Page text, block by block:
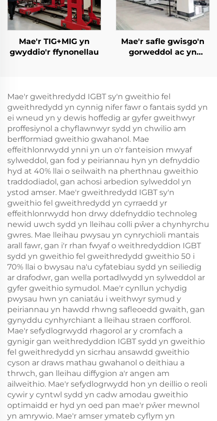
Mae'r TIG+MIG yn
gwyddio'r ffynonellau
Mae'r safle gwisgo'n
gorweddol ac yn
Mae'r gweithredydd IGBT sy'n gweithio fel
gweithredydd yn cynnig nifer fawr o fantais sydd yn
ei wneud yn y dewis hoffedig ar gyfer gweithwyr
proffesiynol a chyflawnwyr sydd yn chwilio am
berfformiad gweithio gwahanol. Mae
effeithlonrwydd ynni yn un o'r fanteision mwyaf
sylweddol, gan fod y peiriannau hyn yn defnyddio
hyd at 40% llai o seilwaith na pherthnau gweithio
traddodiadol, gan achosi arbedion sylweddol yn
ystod amser. Mae'r gweithredydd IGBT sy'n
gweithio fel gweithredydd yn cyrraedd yr
effeithlonrwydd hon drwy ddefnyddio technoleg
newid uwch sydd yn lleihau colli pŵer a chynhyrchu
gwres. Mae lleihau pwysau yn cynrychioli mantais
arall fawr, gan i'r rhan fwyaf o weithredyddion IGBT
sydd yn gweithio fel gweithredydd gweithio 50 i
70% llai o bwysau na'u cyfatebiau sydd yn seiliedig
ar drafodwr, gan wella portadlwydd yn sylweddol ar
gyfer gweithio symudol. Mae'r cynllun ychydig
pwysau hwn yn caniatáu i weithwyr symud y
peiriannau yn hawdd rhwng safleoedd gwaith, gan
gynyddu cynhyrchiant a lleihau straen corfforol.
Mae'r sefydlogrwydd rhagorol ar y cromfach a
gynigir gan weithredyddion IGBT sydd yn gweithio
fel gweithredydd yn sicrhau ansawdd gweithio
cyson ar draws mathau gwahanol o deithiau a
thrwch, gan lleihau diffygion a'r angen am
ailweithio. Mae'r sefydlogrwydd hon yn deillio o reoli
cywir y cyntwl sydd yn cadw amodau gweithio
optimaidd er hyd yn oed pan mae'r pŵer mewnol
yn amrywio. Mae'r amser ymateb cyflym yn